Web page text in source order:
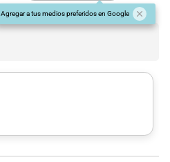
Agregar a tus medios preferidos en Google